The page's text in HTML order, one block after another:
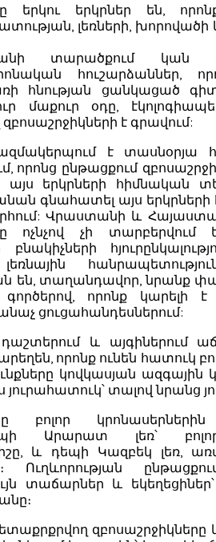
երկու երկրներ են,
լեռների, խորովածի
տարածքում կան
հուշարձաններ,
հնության ցանկացած
մաքուր օդը,
է գրավում:
կազմակերպում է
ընթացքում
երկրների հիմնական
գնահատել այս երկրների
Վրաստանի և
ոչնչով չի տարբերվում
​​են, տաղանդավոր, նրանք
որոնք կարելի
ցուցահանդեսներում:
և այգիներում
որոնք ունեն հատուկ
կովկասյան
տալով նրանց
բոլոր
Արարատ լեռ՝
և դեպի Կազբեկ լեռ,
տաճարներ և
զբոսաշրջիկները